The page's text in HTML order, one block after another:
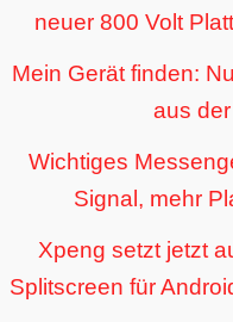
neuer 800 Volt
Mein Gerät finden:
aus
Wichtiges
Signal, mehr
Xpeng setzt jetzt
Splitscreen für